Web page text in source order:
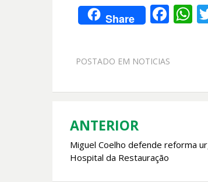
Share F
b
o A
POSTADO EM NOTICIAS
Navegação
de
ANTERIOR
Miguel Coelho defende reforma
Hospital da Restauração